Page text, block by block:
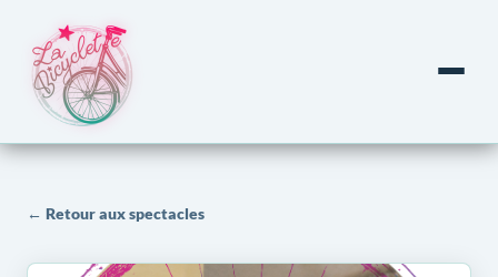
← Retour aux spectacles